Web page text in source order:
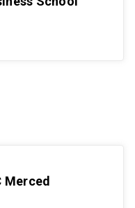
Merced